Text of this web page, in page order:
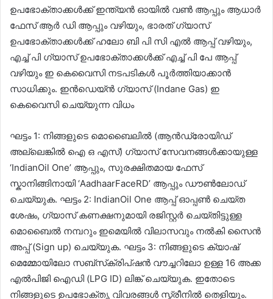
ഉപഭോക്താക്കൾക്ക് ഇന്ത്യൻ ഓയിൽ വൺ ആപ്പും ആധാർ
ഫേസ് ആർ ഡി ആപ്പും വഴിയും, ഭാരത് ഗ്യാസ്
ഉപഭോക്താക്കൾക്ക് ഹലോ ബി പി സി എൽ ആപ്പ് വഴിയും,
എച്ച് പി ഗ്യാസ് ഉപഭോക്താക്കൾക്ക് എച്ച് പി പേ ആപ്പ്
വഴിയും ഇ കെവൈസി നടപടികൾ പൂർത്തിയാക്കാൻ
സാധിക്കും. ഇൻഡെയ്ൻ ഗ്യാസ് (Indane Gas) ഇ
കെവൈസി ചെയ്യുന്ന വിധം
ഘട്ടം 1: നിങ്ങളുടെ മൊബൈലിൽ (ആൻഡ്രോയിഡ്
അല്ലെങ്കിൽ ഐ ഒ എസ്) ഗ്യാസ് സേവനങ്ങൾക്കായുള്ള
‘IndianOil One’ ആപ്പും, സുരക്ഷിതമായ ഫേസ്
സ്കാനിങ്ങിനായി ‘AadhaarFaceRD’ ആപ്പും ഡൗൺലോഡ്
ചെയ്യുക. ഘട്ടം 2: IndianOil One ആപ്പ് ഓപ്പൺ ചെയ്ത
ശേഷം, ഗ്യാസ് കണക്ഷനുമായി രജിസ്റ്റർ ചെയ്തിട്ടുള്ള
മൊബൈൽ നമ്പറും ഇമെയിൽ വിലാസവും നൽകി സൈൻ
അപ്പ് (Sign up) ചെയ്യുക. ഘട്ടം 3: നിങ്ങളുടെ ക്യാഷ്
മെമ്മോയിലോ സബ്‌സ്‌ക്രിപ്ഷൻ വൗച്ചറിലോ ഉള്ള 16 അക്ക
എൽപിജി ഐഡി (LPG ID) ലിങ്ക് ചെയ്യുക. ഇതോടെ
നിങ്ങളുടെ ഉപഭോക്തൃ വിവരങ്ങൾ സ്ക്രീനിൽ തെളിയും.